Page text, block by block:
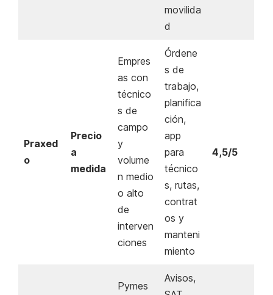
movilida
d
Praxed
o
Precio
a
medida
Empres
as con
técnico
s de
campo
y
volume
n medio
o alto
de
interven
ciones
Órdene
s de
trabajo,
planifica
ción,
app
para
técnico
s, rutas,
contrat
os y
manteni
miento
4,5/5
Pymes
Avisos,